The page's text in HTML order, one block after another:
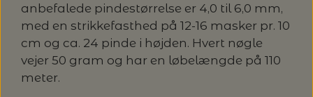
anbefalede pindestørrelse er 4,0 til 6,0 mm,
med en strikkefasthed på 12-16 masker pr. 10
cm og ca. 24 pinde i højden. Hvert nøgle
vejer 50 gram og har en løbelængde på 110
meter.